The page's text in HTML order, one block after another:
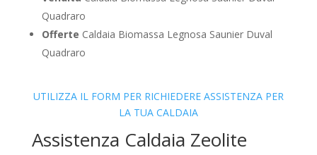
Quadraro
Offerte Caldaia Biomassa Legnosa Saunier Duval
Quadraro
UTILIZZA IL FORM PER RICHIEDERE ASSISTENZA PER
LA TUA CALDAIA
Assistenza Caldaia Zeolite